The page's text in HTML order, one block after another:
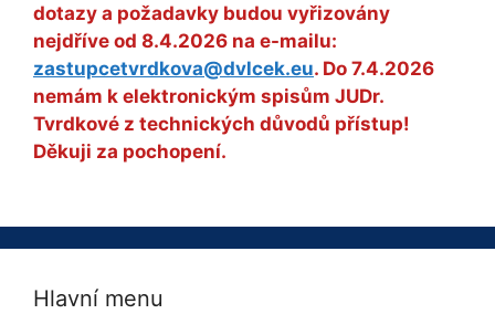
dotazy a požadavky budou vyřizovány
nejdříve od 8.4.2026 na e-mailu:
zastupcetvrdkova@dvlcek.eu. Do 7.4.2026
nemám k elektronickým spisům JUDr.
Tvrdkové z technických důvodů přístup!
Děkuji za pochopení.
Hlavní menu